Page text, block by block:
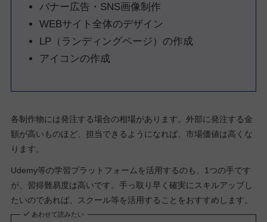
バナー広告・SNS画像制作
WEBサイト全体のデザイン
LP（ランディングページ）の作成
アイコンの作成
各制作物には発注する場合の相場があります。外部に発注する金
額が高いものほど、担当できるようになれば、市場価値は高くな
ります。
Udemy等の学習プラットフォームを活用するのも、1つの手です
が、習得難易度は高いです。手っ取り早く確実にスキルアップし
たいのであれば、スクール等を活用することをおすすめします。
あわせて読みたい